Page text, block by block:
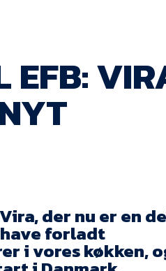
EFB:
der nu er en
forladt
i vores køkken,